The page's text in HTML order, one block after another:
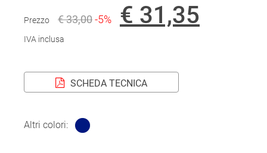
Prezzo € 33,00-5% € 31,35
IVA inclusa
SCHEDA TECNICA
Altri colori: